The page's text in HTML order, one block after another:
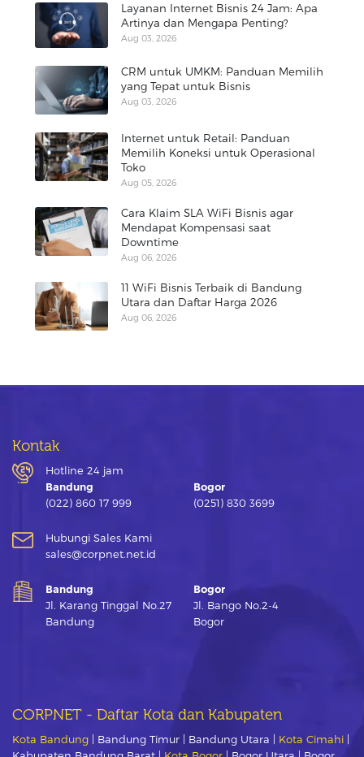
Layanan Internet Bisnis 24 Jam: Apa
Artinya dan Mengapa Penting?
Aug 03, 2026
CRM untuk UMKM: Panduan Memilih
yang Tepat untuk Bisnis
Aug 03, 2026
Internet untuk Retail: Panduan
Memilih Koneksi untuk Operasional
Toko
Aug 05, 2026
Cara Klaim SLA WiFi Bisnis agar
Mendapat Kompensasi saat
Downtime
Aug 06, 2026
11 WiFi Bisnis Terbaik di Bandung
Utara dan Daftar Harga 2026
Aug 06, 2026
Kontak
Hotline 24 jam
Bandung
(022) 860 17 999
Bogor
(0251) 830 3699
Hubungi Sales Kami
sales@corpnet.net.id
Bandung
Jl. Karang Tinggal No.27
Bandung
Bogor
Jl. Bango No.2-4
Bogor
CORPNET - Daftar Kota dan Kabupaten
Kota Bandung | Bandung Timur | Bandung Utara | Kota Cimahi